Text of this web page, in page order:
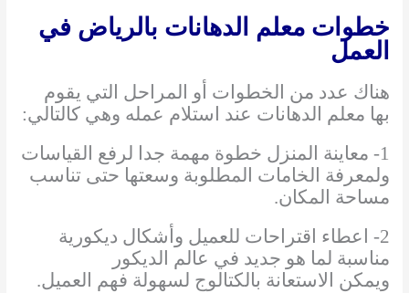
خطوات معلم الدهانات بالرياض في
العمل
هناك عدد من الخطوات أو المراحل التي يقوم
بها معلم الدهانات عند استلام عمله وهي كالتالي:
1- معاينة المنزل خطوة مهمة جدا لرفع القياسات
ولمعرفة الخامات المطلوبة وسعتها حتى تناسب
مساحة المكان.
2- اعطاء اقتراحات للعميل وأشكال ديكورية
مناسبة لما هو جديد في عالم الديكور
ويمكن الاستعانة بالكتالوج لسهولة فهم العميل.